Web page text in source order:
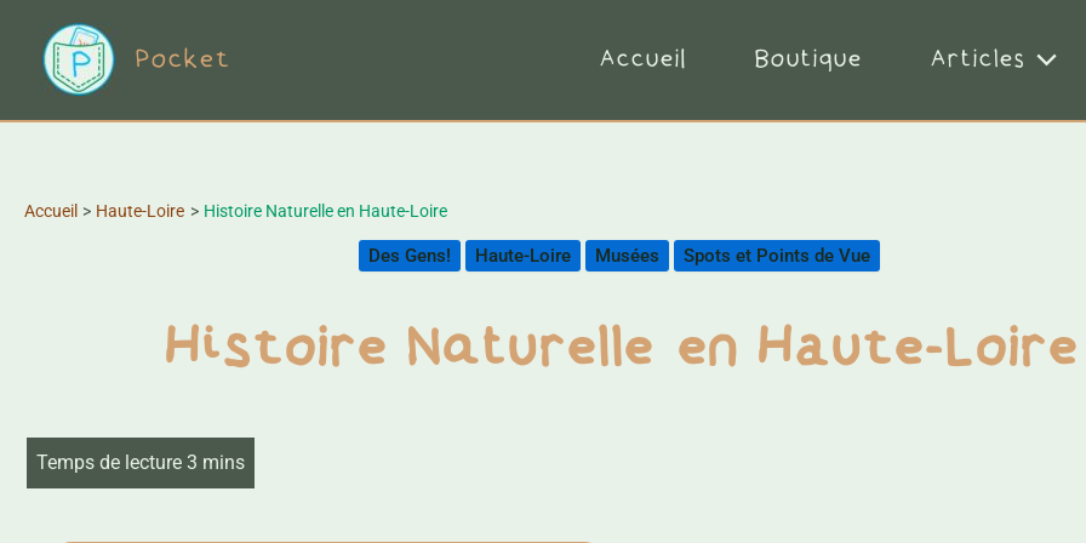
Pocket Accueil Boutique Articles
Accueil Haute-Loire Histoire Naturelle en Haute-Loire
Des Gens! Haute-Loire Musées Spots et Points de Vue
Histoire Naturelle en Haute-Loire